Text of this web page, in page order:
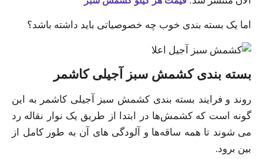
اما یک بسته‌ بندی خوب چه خصوصیاتی باید داشته باشد؟
بسته‌ بندی کشمش سبز آجیلی کاشمر
روند و فرایند بسته‌ بندی کشمش سبز آجیلی کاشمر به این
گونه است که کشمش‌ها در ابتدا از طریق یک نوار نقاله رد
می‌ شوند تا همه ساقه‌ها و آلودگی‌ های آن به طور کامل از
بین برود.